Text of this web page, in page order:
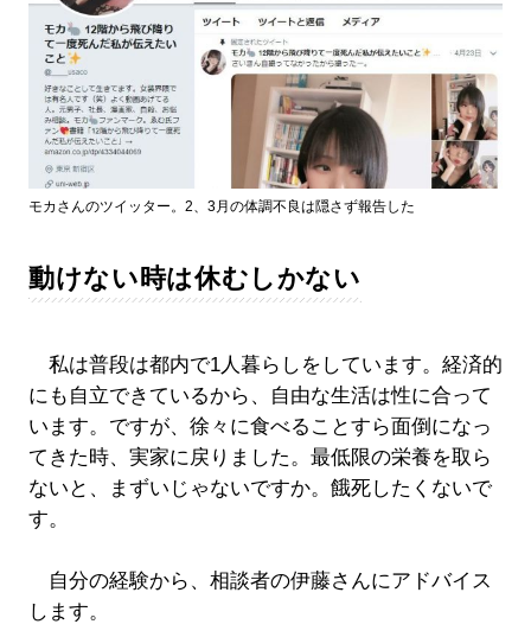
モカさんのツイッター。2、3月の体調不良は隠さず報告した
動けない時は休むしかない
私は普段は都内で1人暮らしをしています。経済的
にも自立できているから、自由な生活は性に合って
います。ですが、徐々に食べることすら面倒になっ
てきた時、実家に戻りました。最低限の栄養を取ら
ないと、まずいじゃないですか。餓死したくないで
す。
自分の経験から、相談者の伊藤さんにアドバイス
します。